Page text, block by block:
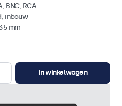
BNC, RCA
inbouw
mm
In winkelwagen